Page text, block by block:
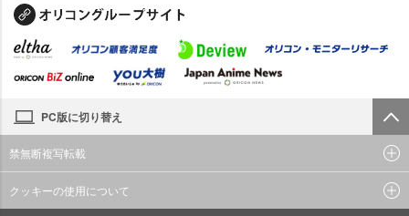
PC版に切り替え
禁無断複写転載
クッキーの使用について